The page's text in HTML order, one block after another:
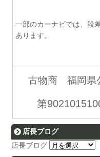
一部のカーナビでは、段
あります。
古物商 福岡県
第
店長ブログ
店長ブログ